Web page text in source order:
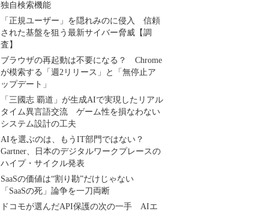
独自検索機能
「正規ユーザー」を隠れみのに侵入 信頼
された基盤を狙う最新サイバー脅威【調
査】
ブラウザの再起動は不要になる？ Chrome
が模索する「週2リリース」と「無停止ア
ップデート」
「三國志 覇道」が生成AIで実現したリアル
タイム異言語交流 ゲーム性を損なわない
システム設計の工夫
AIを選ぶのは、もうIT部門ではない？
Gartner、日本のデジタルワークプレースの
ハイプ・サイクル発表
SaaSの価値は“割り勘”だけじゃない
「SaaSの死」論争を一刀両断
ドコモが選んだAPI保護の次の一手 AIエ